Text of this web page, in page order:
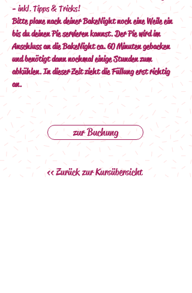
- inkl. Tipps & Tricks!
Bitte plane nach deiner BakeNight noch eine Weile ein
bis du deinen Pie servieren kannst. Der Pie wird im
Anschluss an die BakeNight ca. 60 Minuten gebacken
und benötigt dann nochmal einige Stunden zum
abkühlen. In dieser Zeit zieht die Füllung erst richtig
an.
zur Buchung
<< Zurück zur Kursübersicht